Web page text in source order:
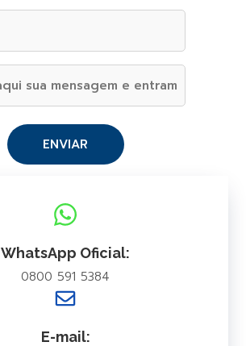
WhatsApp Oficial:
0800 591 5384
E-mail: